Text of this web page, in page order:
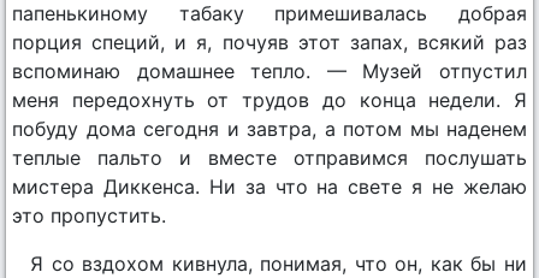
папенькиному табаку примешивалась добрая
порция специй, и я, почуяв этот запах, всякий раз
вспоминаю домашнее тепло. — Музей отпустил
меня передохнуть от трудов до конца недели. Я
побуду дома сегодня и завтра, а потом мы наденем
теплые пальто и вместе отправимся послушать
мистера Диккенса. Ни за что на свете я не желаю
это пропустить.
Я со вздохом кивнула, понимая, что он, как бы ни